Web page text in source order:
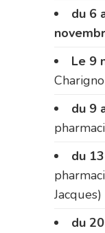
du 6
Le 9
du 9
du
Jacques)
du